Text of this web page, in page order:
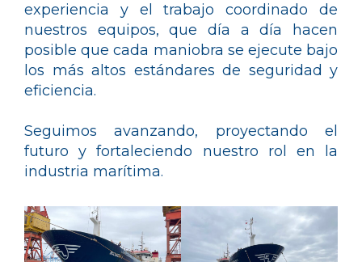
experiencia y el trabajo coordinado de
nuestros equipos, que día a día hacen
posible que cada maniobra se ejecute bajo
los más altos estándares de seguridad y
eficiencia.
Seguimos avanzando, proyectando el
futuro y fortaleciendo nuestro rol en la
industria marítima.